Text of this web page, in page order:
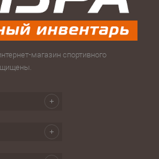
магазин спортивного